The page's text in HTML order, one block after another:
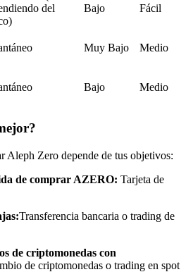
de Copia
beneficios y comisiones de copy trading
del
Bajo Fácil
Muy Bajo Medio
Bajo Medio
Aleph Zero depende de tus objetivos:
de comprar AZERO: Tarjeta de
Transferencia bancaria o trading de
de criptomonedas con
de criptomonedas o trading en spot